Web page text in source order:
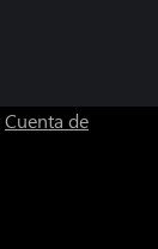
Cuenta de